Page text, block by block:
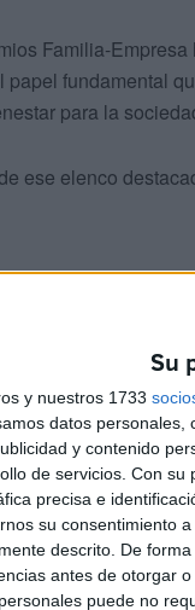
Su
y nuestros 1733
datos personales,
y contenido
de servicios. Con su
precisa e
su consentimiento
descrito. De
antes de otorgar
puede no
Familia-
papel fundamental
para la
ese elenco